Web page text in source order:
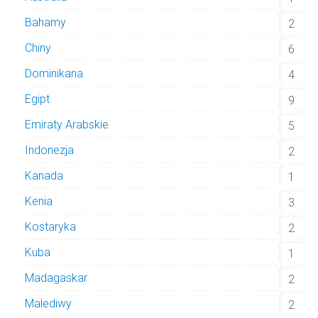
Bahamy
2
Chiny
6
Dominikana
4
Egipt
9
Emiraty Arabskie
5
Indonezja
2
Kanada
1
Kenia
3
Kostaryka
2
Kuba
1
Madagaskar
2
Malediwy
2